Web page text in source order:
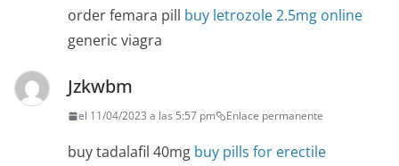
order femara pill buy letrozole 2.5mg online
generic viagra
Jzkwbm
el 11/04/2023 a las 5:57 pm Enlace permanente
buy tadalafil 40mg buy pills for erectile